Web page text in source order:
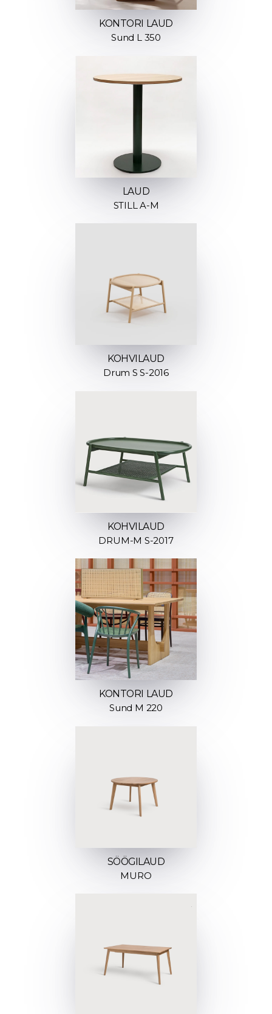
KONTORI LAUD
Sund L 350
LAUD
STILL A-M
KOHVILAUD
Drum S S-2016
KOHVILAUD
DRUM-M S-2017
KONTORI LAUD
Sund M 220
SÖÖGILAUD
MURO